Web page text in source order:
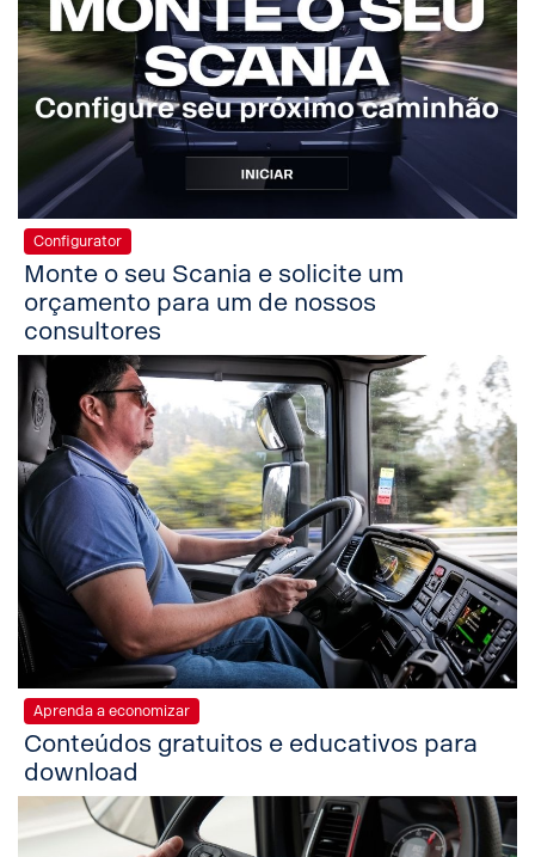
Configurator
Monte o seu Scania e solicite um
orçamento para um de nossos
consultores
Aprenda a economizar
Conteúdos gratuitos e educativos para
download